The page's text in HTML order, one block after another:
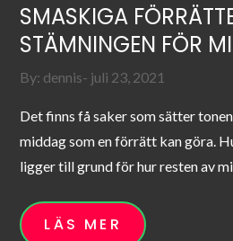
SMASKIGA
STÄMNINGEN FÖR
By: dennis Posted
juli 23, 2021
Det finns få saker som sätter
middag som en förrätt kan göra.
ligger till grund för hur resten av
LÄS MER